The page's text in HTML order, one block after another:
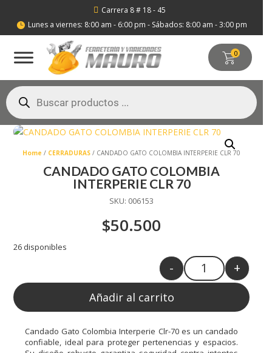
 Carrera 8 # 18 - 45
 Lunes a viernes: 8:00 am - 6:00 pm - Sábados: 8:00 am - 3:00 pm
0
Búsqueda
de
productos
Home / CERRADURAS / CANDADO GATO COLOMBIA INTERPERIE CLR 70
CANDADO GATO COLOMBIA
INTERPERIE CLR 70
SKU: 006153
$50.500
26 disponibles
Quantity
- +
Añadir al carrito
Candado Gato Colombia Interperie Clr-70 es un candado
confiable, ideal para proteger pertenencias y espacios.